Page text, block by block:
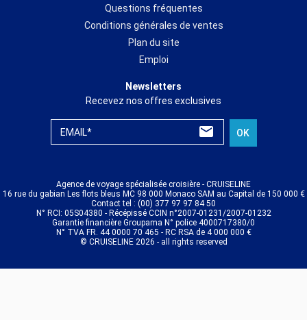
Questions fréquentes
Conditions générales de ventes
Plan du site
Emploi
Newsletters
Recevez nos offres exclusives
EMAIL* OK
Agence de voyage spécialisée croisière - CRUISELINE
16 rue du gabian Les flots bleus MC 98 000 Monaco SAM au Capital de 150 000 €
Contact tel : (00) 377 97 97 84 50
N° RCI: 05S04380 - Récépissé CCIN n°2007-01231/2007-01232
Garantie financière Groupama N° police 4000717380/0
N° TVA FR. 44 0000 70 465 - RC RSA de 4 000 000 €
© CRUISELINE 2026 - all rights reserved